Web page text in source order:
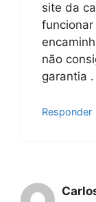
site da
não
garantia .
Responder